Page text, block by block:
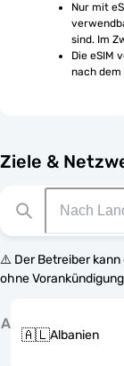
Nur mit
sind. Im
Die eSIM
nach
Ziele &
⚠️ Der Betreiber kann
ohne
A
🇦🇱Albanien